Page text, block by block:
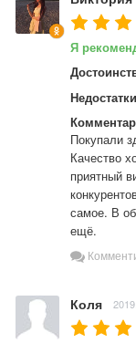
Я
Покупали
Качество
приятный
самое. В
ещё.
Коля